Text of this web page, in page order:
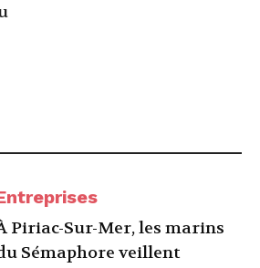
Piriac-Sur-Mer, les marins
Sémaphore veillent